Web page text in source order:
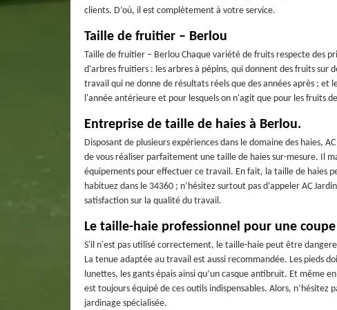
clients. D’où, il est complètement à votre service.
Taille de fruitier – Berlou
Taille de fruitier – Berlou Chaque variété de fruits respecte des
d'arbres fruitiers : les arbres à pépins, qui donnent des fruits sur
travail qui ne donne de résultats réels que des années après ; et
l'année antérieure et pour lesquels on n'agit que pour les fruits
Entreprise de taille de haies à Berlou.
Disposant de plusieurs expériences dans le domaine des haies,
de vous réaliser parfaitement une taille de haies sur-mesure. Il
équipements pour effectuer ce travail. En fait, la taille de haies
habituez dans le 34360 ; n’hésitez surtout pas d’appeler AC
satisfaction sur la qualité du travail.
Le taille-haie professionnel pour une
S'il n'est pas utilisé correctement, le taille-haie peut être
La tenue adaptée au travail est aussi recommandée. Les pieds
lunettes, les gants épais ainsi qu’un casque antibruit. Et même
est toujours équipé de ces outils indispensables. Alors,
jardinage spécialisée.